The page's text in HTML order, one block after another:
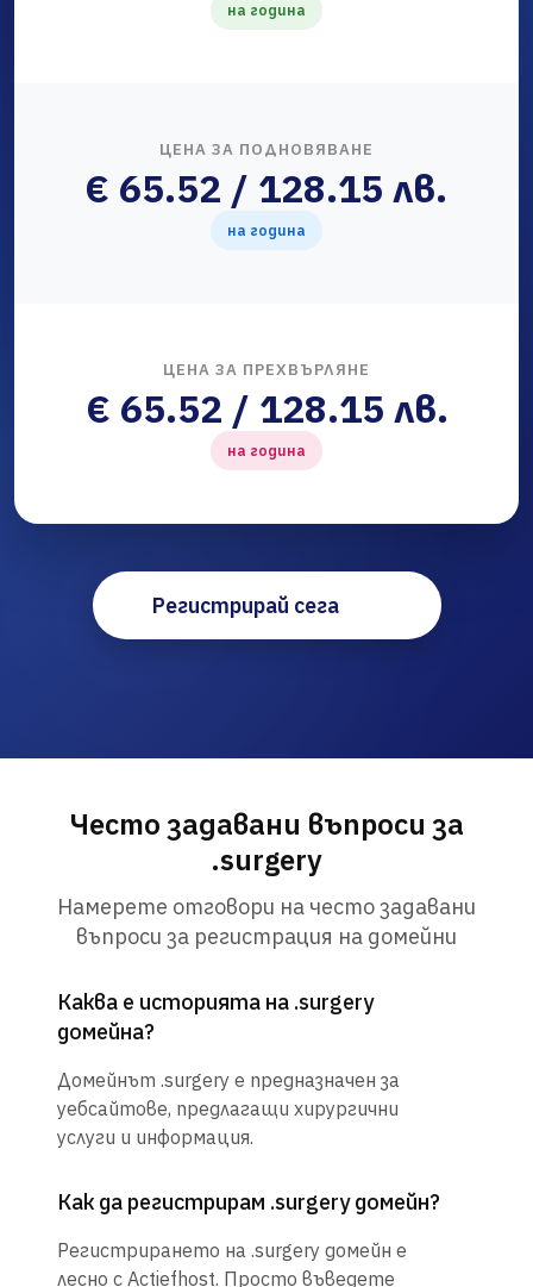
на година
ЦЕНА ЗА ПОДНОВЯВАНЕ
€ 65.52 / 128.15 лв.
на година
ЦЕНА ЗА ПРЕХВЪРЛЯНЕ
€ 65.52 / 128.15 лв.
на година
Регистрирай сега
Често задавани въпроси за
.surgery
Намерете отговори на често задавани
въпроси за регистрация на домейни
Каква е историята на .surgery
домейна?
Домейнът .surgery е предназначен за
уебсайтове, предлагащи хирургични
услуги и информация.
Как да регистрирам .surgery домейн?
Регистрирането на .surgery домейн е
лесно с Actiefhost. Просто въведете